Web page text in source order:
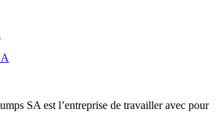
SA est l’entreprise de travailler avec pour